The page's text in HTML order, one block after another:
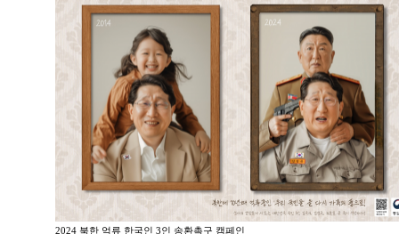
2024 북한 억류 한국인 3인 송환촉구 캠페인